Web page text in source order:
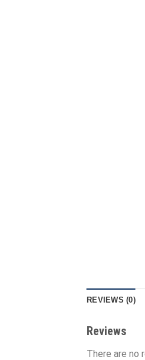
REVIEWS (0)
Reviews
There are no